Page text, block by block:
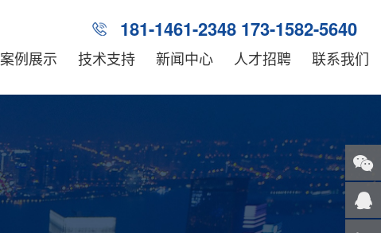
181-1461-2348 173-1582-5640
案例展示 技术支持 新闻中心 人才招聘 联系我们
关注
微信